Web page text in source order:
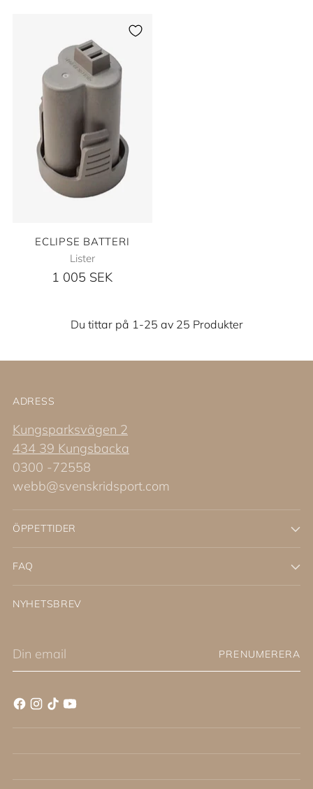
ECLIPSE BATTERI
Lister
1 005 SEK
Du tittar på 1-25 av 25 Produkter
ADRESS
Kungsparksvägen 2
434 39 Kungsbacka
0300 -72558
webb@svenskridsport.com
ÖPPETTIDER
FAQ
NYHETSBREV
Din
PRENUMERERA